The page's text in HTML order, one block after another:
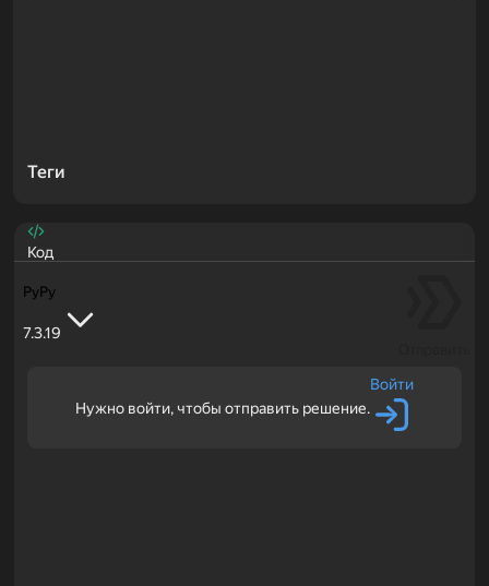
Теги
Код
PyPy
7.3.19
Нужно войти, чтобы отправить решение.
Войти